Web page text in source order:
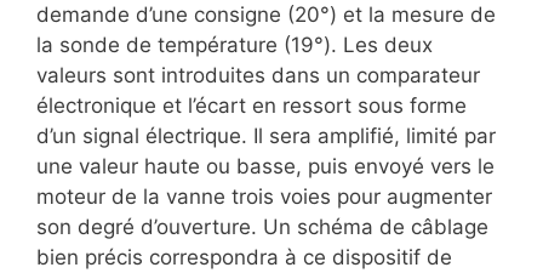
demande d’une consigne (20°) et la mesure de
la sonde de température (19°). Les deux
valeurs sont introduites dans un comparateur
électronique et l’écart en ressort sous forme
d’un signal électrique. Il sera amplifié, limité par
une valeur haute ou basse, puis envoyé vers le
moteur de la vanne trois voies pour augmenter
son degré d’ouverture. Un schéma de câblage
bien précis correspondra à ce dispositif de